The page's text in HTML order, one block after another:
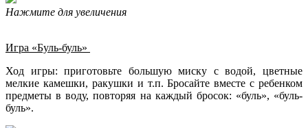
Нажмите для увеличения
Игра «Буль-буль»
Ход игры: приготовьте большую миску с водой, цветные
мелкие камешки, ракушки и т.п. Бросайте вместе с ребенком
предметы в воду, повторяя на каждый бросок: «буль», «буль-
буль».